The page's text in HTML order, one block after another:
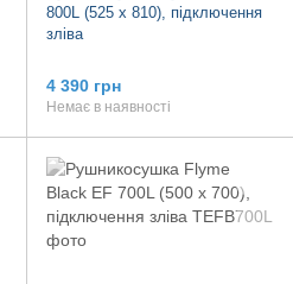
800L (525 х 810), підключення
зліва
4 390 грн
Немає в наявності